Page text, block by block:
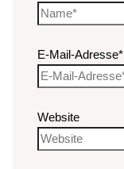
E-Mail-Adresse*
Website